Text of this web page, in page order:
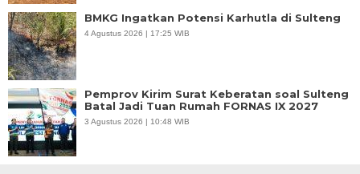
BMKG Ingatkan Potensi Karhutla di Sulteng
4 Agustus 2026 | 17:25 WIB
Pemprov Kirim Surat Keberatan soal Sulteng
Batal Jadi Tuan Rumah FORNAS IX 2027
3 Agustus 2026 | 10:48 WIB